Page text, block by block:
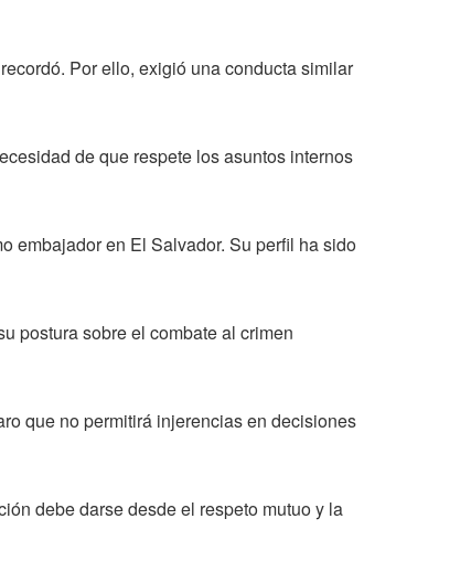
Por ello, exigió una conducta similar
de que respete los asuntos internos
embajador en El Salvador. Su perfil ha sido
postura sobre el combate al crimen
que no permitirá injerencias en decisiones
debe darse desde el respeto mutuo y la